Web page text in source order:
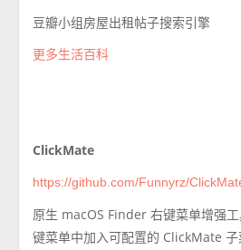
豆瓣小组房屋出租帖子搜索引擎
更多生活百科
ClickMate
https://github.com/Funnyrz/
原生 macOS Finder 右键菜单增强
键菜单中加入可配置的 ClickMate